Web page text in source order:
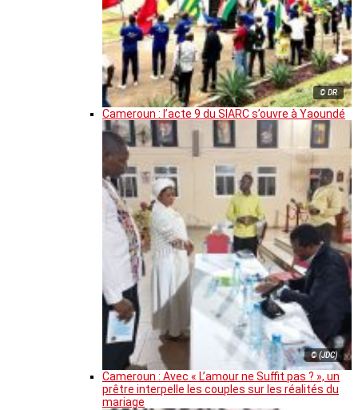
© DR
Cameroun : l’acte 9 du SIARC s’ouvre à Yaoundé
© (JDC)
Cameroun : Avec « L’amour ne Suffit pas ? », un
prêtre interpelle les couples sur les réalités du
mariage